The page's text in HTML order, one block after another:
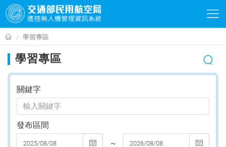
學
習
專
區
學習專區
學習專區
關鍵字
輸
入
關
鍵
發布區間
輸
~
輸